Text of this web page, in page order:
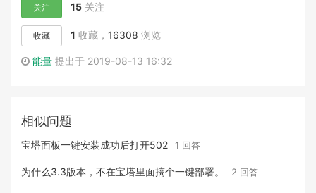
关注 15 关注
收藏 1 收藏， 16308 浏览
能量 提出于 2019-08-13 16:32
相似问题
宝塔面板一键安装成功后打开502 1 回答
为什么3.3版本，不在宝塔里面搞个一键部署。 2 回答